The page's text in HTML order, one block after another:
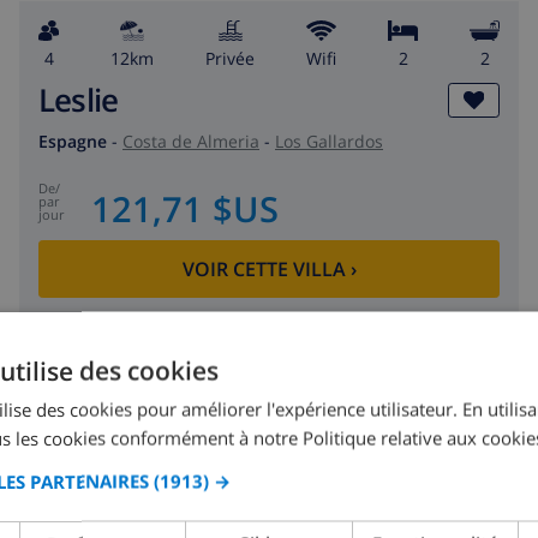
4 12km privée wifi 2 2
Leslie
Espagne - Costa de Almeria - Los Gallardos
de/
par
jour 121,71 $US
VOIR CETTE VILLA›
CLUB VILLAMAR CLASSEMENT
des cookies
des cookies pour améliorer l'expérience utilisateur. En
les cookies conformément à notre Politique relative aux
PARTENAIRES (1913) →